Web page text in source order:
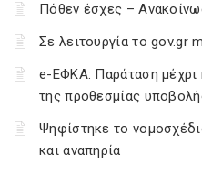
Πόθεν έσχες –
Σε λειτουργία το gov.gr
e-ΕΦΚΑ: Παράταση μέχρι
της προθεσμίας
Ψηφίστηκε το
και αναπηρία